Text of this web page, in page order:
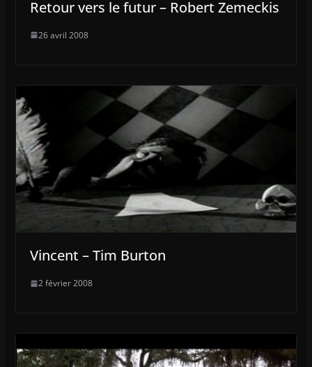
Retour vers le futur – Robert Zemeckis
26 avril 2008
Vincent – Tim Burton
2 février 2008